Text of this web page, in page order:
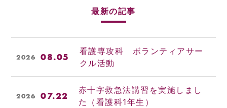
最新の記事
2026 08.05
看護専攻科 ボランティアサー
クル活動
2026 07.22
赤十字救急法講習を実施しまし
た（看護科1年生）